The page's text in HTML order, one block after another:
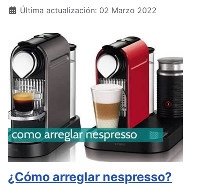
Última actualización: 02 Marzo 2022
¿Cómo arreglar nespresso?